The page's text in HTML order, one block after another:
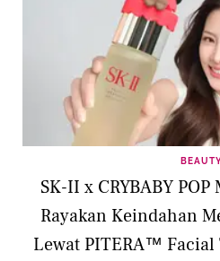
SK-II x CRYBABY
Rayakan Keindahan
Lewat PITERA™ Facial